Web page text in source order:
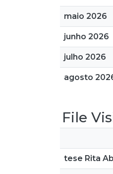
maio 2026
junho 2026
julho 2026
agosto
File
tese Rita